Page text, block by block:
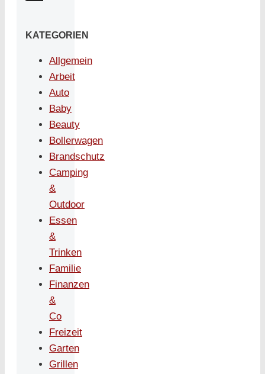
KATEGORIEN
Allgemein
Arbeit
Auto
Baby
Beauty
Bollerwagen
Brandschutz
Camping
&
Outdoor
Essen
&
Trinken
Familie
Finanzen
&
Co
Freizeit
Garten
Grillen